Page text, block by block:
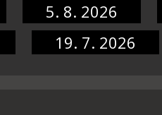
5. 8. 2026
19. 7. 2026